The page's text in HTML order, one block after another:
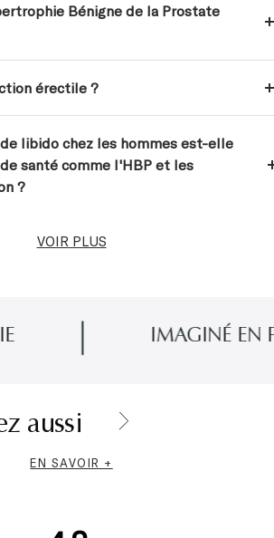
Bénigne de la Prostate
érectile ?
libido chez les hommes est-elle
santé comme l'HBP et les
?
VOIR PLUS
IMAGINÉ EN
aussi
une réponse adaptée aux besoins des
de troubles urinaires, de rétention
EN SAVOIR +